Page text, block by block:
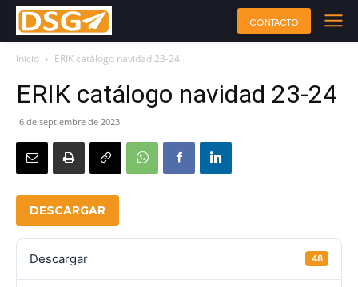
CONTACTO
Inicio ERIK catálogo navidad 23-24
ERIK catálogo navidad 23-24
6 de septiembre de 2023
DESCARGAR
Descargar 48